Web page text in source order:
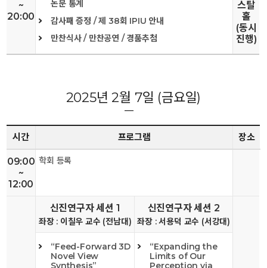
~
20:00
스탈
홀
(동시
진행)
논문 통계
감사패 증정 / 제 38회 IPIU 안내
만찬식사 / 만찬공연 / 경품추첨
2025년 2월 7일 (금요일)
시간 프로그램 장소
09:00
~
12:00
학회 등록
신진연구자 세션 1
좌장 : 이칠우 교수 (전남대)
신진연구자 세션 2
좌장 : 서용덕 교수 (서강대)
“Feed-Forward 3D
Novel View
Synthesis”
“Expanding the
Limits of Our
Perception via